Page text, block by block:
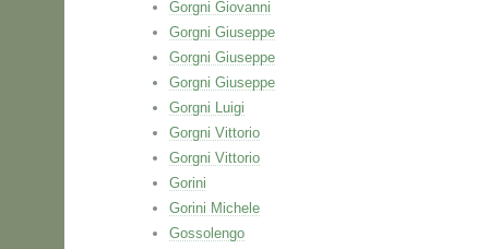
Gorgni Giovanni
Gorgni Giuseppe
Gorgni Giuseppe
Gorgni Giuseppe
Gorgni Luigi
Gorgni Vittorio
Gorgni Vittorio
Gorini
Gorini Michele
Gossolengo